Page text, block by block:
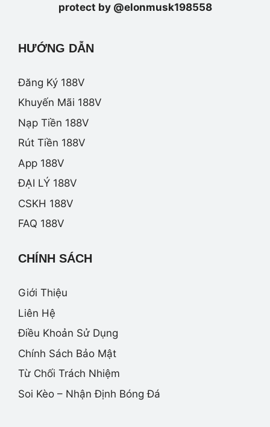
protect by @elonmusk198558
HƯỚNG DẪN
Đăng Ký 188V
Khuyến Mãi 188V
Nạp Tiền 188V
Rút Tiền 188V
App 188V
ĐẠI LÝ 188V
CSKH 188V
FAQ 188V
CHÍNH SÁCH
Giới Thiệu
Liên Hệ
Điều Khoản Sử Dụng
Chính Sách Bảo Mật
Từ Chối Trách Nhiệm
Soi Kèo – Nhận Định Bóng Đá